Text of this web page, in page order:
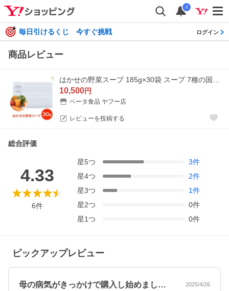
i
毎日引けるくじ 今すぐ挑戦 ログイン
商品レビュー
10,500円
ベータ食品 ヤフー店
レビューを投稿する
総合評価
4.33
6件
星5つ 3件
星4つ 2件
星3つ 1件
星2つ 0件
星1つ 0件
ピックアップレビュー
母の病気がきっかけで購入し始めました。… 2025/4/26